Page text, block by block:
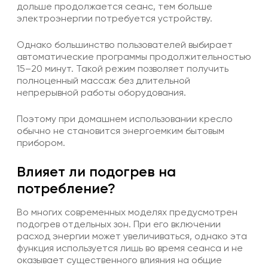
дольше продолжается сеанс, тем больше
электроэнергии потребуется устройству.
Однако большинство пользователей выбирает
автоматические программы продолжительностью
15–20 минут. Такой режим позволяет получить
полноценный массаж без длительной
непрерывной работы оборудования.
Поэтому при домашнем использовании кресло
обычно не становится энергоемким бытовым
прибором.
Влияет ли подогрев на
потребление?
Во многих современных моделях предусмотрен
подогрев отдельных зон. При его включении
расход энергии может увеличиваться, однако эта
функция используется лишь во время сеанса и не
оказывает существенного влияния на общие